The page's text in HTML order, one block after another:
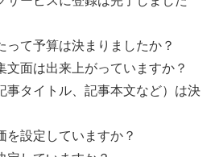
て予算は決まりましたか？
面は出来上がっていますか？
タイトル、記事本文など）は決
設定していますか？